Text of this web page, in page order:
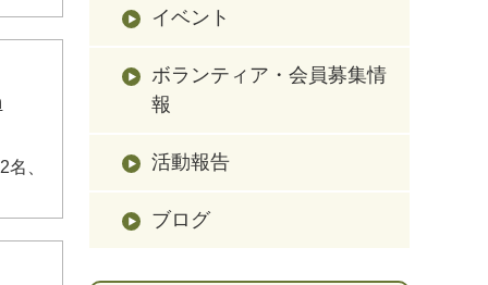
、
イベント
ボランティア・会員募集情
報
活動報告
ブログ